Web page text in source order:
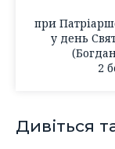
при
у день
2
Дивіться